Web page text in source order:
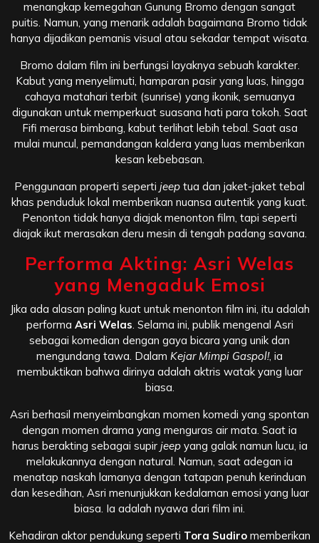
menangkap kemegahan Gunung Bromo dengan sangat
puitis. Namun, yang menarik adalah bagaimana Bromo tidak
hanya dijadikan pemanis visual atau sekadar tempat wisata.
Bromo dalam film ini berfungsi layaknya sebuah karakter.
Kabut yang menyelimuti, hamparan pasir yang luas, hingga
cahaya matahari terbit (sunrise) yang ikonik, semuanya
digunakan untuk memperkuat suasana hati para tokoh. Saat
Fifi merasa bimbang, kabut terlihat lebih tebal. Saat asa
mulai muncul, pemandangan kaldera yang luas memberikan
kesan kebebasan.
Penggunaan properti seperti jeep tua dan jaket-jaket tebal
khas penduduk lokal memberikan nuansa autentik yang kuat.
Penonton tidak hanya diajak menonton film, tapi seperti
diajak ikut merasakan deru mesin di tengah padang savana.
Performa Akting: Asri Welas
yang Mengaduk Emosi
Jika ada alasan paling kuat untuk menonton film ini, itu adalah
performa Asri Welas . Selama ini, publik mengenal Asri
sebagai komedian dengan gaya bicara yang unik dan
mengundang tawa. Dalam Kejar Mimpi Gaspol!, ia
membuktikan bahwa dirinya adalah aktris watak yang luar
biasa.
Asri berhasil menyeimbangkan momen komedi yang spontan
dengan momen drama yang menguras air mata. Saat ia
harus berakting sebagai supir jeepyang galak namun lucu, ia
melakukannya dengan natural. Namun, saat adegan ia
menatap naskah lamanya dengan tatapan penuh kerinduan
dan kesedihan, Asri menunjukkan kedalaman emosi yang luar
biasa. Ia adalah nyawa dari film ini.
Kehadiran aktor pendukung seperti Tora Sudiro memberikan